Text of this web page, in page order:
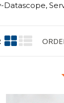
Datascope,